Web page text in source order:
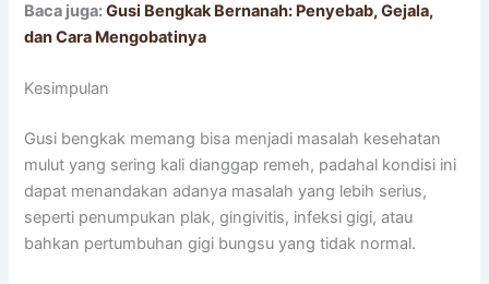
Baca juga:Gusi Bengkak Bernanah: Penyebab, Gejala,
dan Cara Mengobatinya
Kesimpulan
Gusi bengkak memang bisa menjadi masalah kesehatan
mulut yang sering kali dianggap remeh, padahal kondisi ini
dapat menandakan adanya masalah yang lebih serius,
seperti penumpukan plak, gingivitis, infeksi gigi, atau
bahkan pertumbuhan gigi bungsu yang tidak normal.